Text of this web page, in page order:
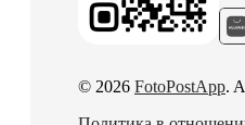
© 2026 FotoPostApp.